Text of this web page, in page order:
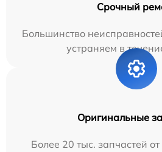
Срочный
Большинство
устраняем в
Оригинальные
Более 20 тыс. запчастей